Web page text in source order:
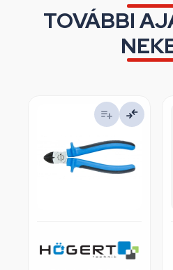
TOVÁBBI